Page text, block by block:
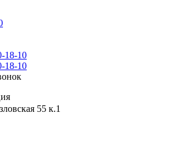
18-10
18-10
55 к.1